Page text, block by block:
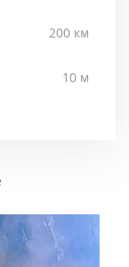
200 км
10 м